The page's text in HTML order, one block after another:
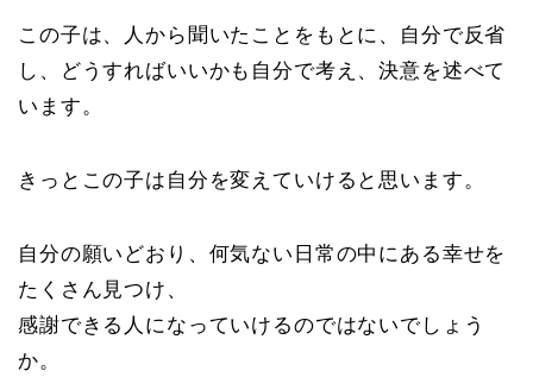
この子は、人から聞いたことをもとに、自分で反省
し、どうすればいいかも自分で考え、決意を述べて
います。
きっとこの子は自分を変えていけると思います。
自分の願いどおり、何気ない日常の中にある幸せを
たくさん見つけ、
感謝できる人になっていけるのではないでしょう
か。